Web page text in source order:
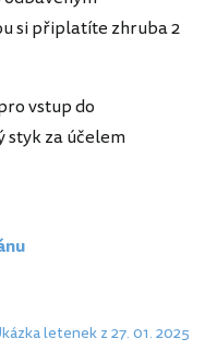
si připlatíte zhruba 2
vstup do
styk za účelem
letenek z 27. 01. 2025